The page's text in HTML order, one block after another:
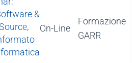
&
On-Line
Formazione
GARR